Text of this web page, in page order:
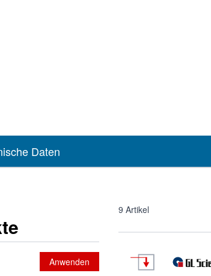
Daten
Anwenden
9 Artikel